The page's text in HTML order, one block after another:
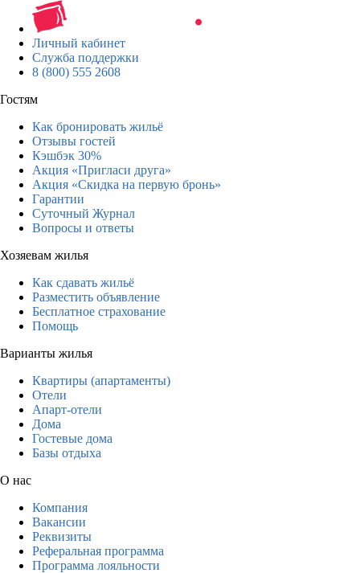
Личный кабинет
Служба поддержки
8 (800) 555 2608
Гостям
Как бронировать жильё
Отзывы гостей
Кэшбэк 30%
Акция «Пригласи друга»
Акция «Скидка на первую бронь»
Гарантии
Суточный Журнал
Вопросы и ответы
Хозяевам жилья
Как сдавать жильё
Разместить объявление
Бесплатное страхование
Помощь
Варианты жилья
Квартиры (апартаменты)
Отели
Апарт-отели
Дома
Гостевые дома
Базы отдыха
О нас
Компания
Вакансии
Реквизиты
Реферальная программа
Программа лояльности